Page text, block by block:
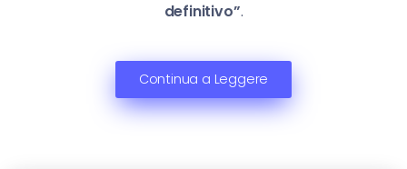
definitivo”.
Continua a Leggere